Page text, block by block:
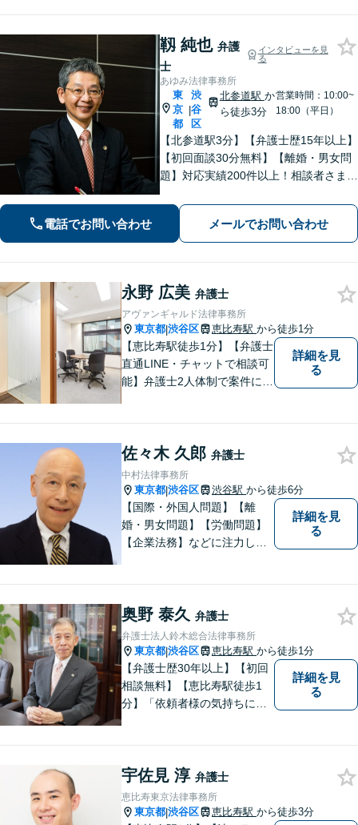
靱 純也 弁護
士
インタビューを見
る
あゆみ法律事務所
東
京
都
|
渋
谷
区
北参道駅 か
ら徒歩3分
営業時間：10:00~
18:00（平日）
【北参道駅3分】【弁護士歴15年以上】
【初回面談30分無料】【離婚・男女問
題】対応実績200件以上！相談者さまが
通事故】後遺障害等級非該当から高次
脳機能障害などの高額賠償まで解決実
績多数！
電話でお問い合わせ メールでお問い合わせ
永野 広美 弁護士
アヴァンギャルド法律事務所
東京都|渋谷区 恵比寿駅 から徒歩1分
【恵比寿駅徒歩1分】【弁護士
直通LINE・チャットで相談可
能】弁護士2人体制で案件に取
最適な解決策を提案【年中無
休・早朝夜間対応可能（要予
約）】
詳細を見
る
佐々木 久郎 弁護士
中村法律事務所
東京都|渋谷区 渋谷駅 から徒歩6分
【国際・外国人問題】【離
婚・男女問題】【労働問題】
【企業法務】などに注力して
詳細を見
る
奥野 泰久 弁護士
弁護士法人鈴木総合法律事務所
東京都|渋谷区 恵比寿駅 から徒歩1分
【弁護士歴30年以上】【初回
相談無料】【恵比寿駅徒歩1
分】「依頼者様の気持ちにな
業法務・借金・刑事事件・労
働トラブル・離婚問題などお
悩みのことはぜひご相談下さ
詳細を見
る
宇佐見 淳 弁護士
恵比寿東京法律事務所
東京都|渋谷区 恵比寿駅 から徒歩3分